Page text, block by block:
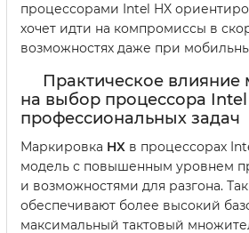
процессорами Intel HX
хочет идти на компромиссы в
возможностях даже при
Практическое влияние
на выбор процессора
профессиональных задач
Маркировка HX в процессорах
модель с повышенным уровнем
и возможностями для разгона.
обеспечивают более высокий
максимальный тактовый